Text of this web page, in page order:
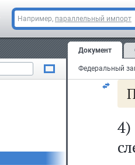
Например, параллельный импорт
Документ